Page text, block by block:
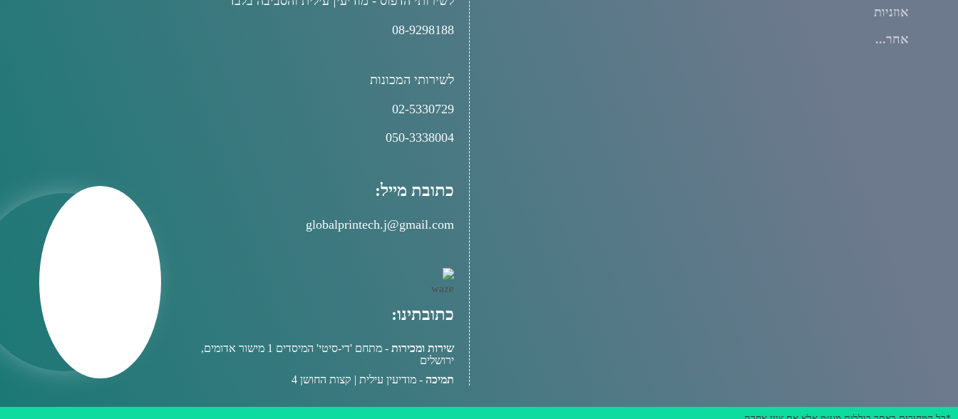
אוזניות
אחר...
08-9298188
לשירותי המכונות
02-5330729
050-3338004
כתובת מייל:
globalprintech.j@gmail.com
כתובתינו:
שירות ומכירות
- מתחם 'די-סיטי' המיסדים 1 מישור אדומים,
ירושלים
תמיכה - מודיעין עילית | קצות החושן 4